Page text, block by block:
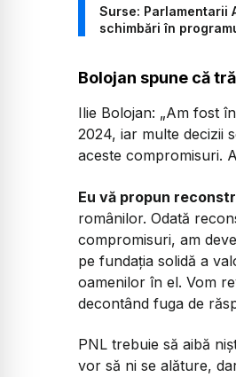
Surse: Parlamentarii
schimbări în
Bolojan spune că
Ilie Bolojan: „Am fost
2024, iar multe decizii
aceste compromisuri.
Eu vă propun
românilor. Odată
compromisuri, am
pe fundația solidă a
oamenilor în el. Vom
decontând fuga de
PNL trebuie să aibă
vor să ni se alăture,